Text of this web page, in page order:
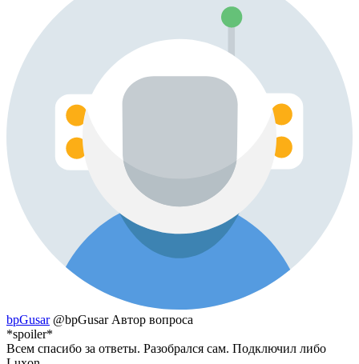
bpGusar @bpGusar Автор вопроса
*spoiler*
Всем спасибо за ответы. Разобрался сам. Подключил либо